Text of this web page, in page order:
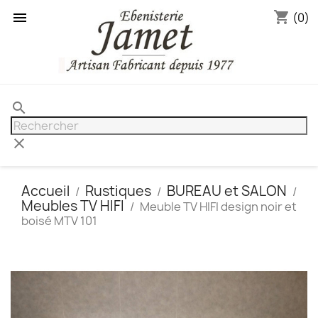
 shopping_cart (0)
search
clear
Accueil Rustiques
BUREAU et SALON
Meubles TV HIFI
Meuble TV HIFI design noir et
boisé MTV 101